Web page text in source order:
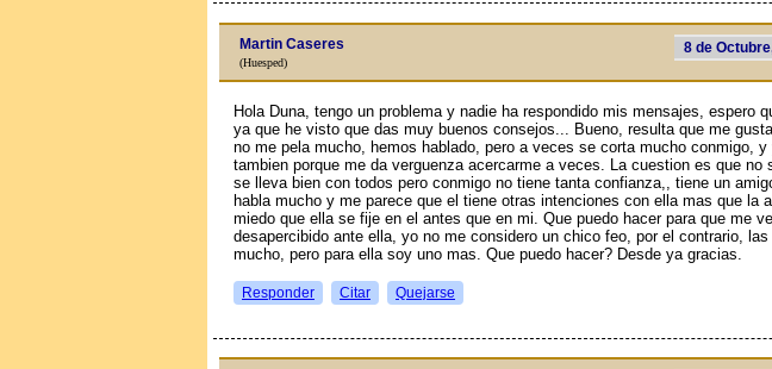
8 de
Martin Caseres
(Huesped)
Hola Duna, tengo un problema y nadie ha respondido mis mensajes, espero
ya que he visto que das muy buenos consejos... Bueno, resulta que me
no me pela mucho, hemos hablado, pero a veces se corta mucho conmigo,
tambien porque me da verguenza acercarme a veces. La cuestion es que no
se lleva bien con todos pero conmigo no tiene tanta confianza,, tiene un
habla mucho y me parece que el tiene otras intenciones con ella mas que la
miedo que ella se fije en el antes que en mi. Que puedo hacer para que me
desapercibido ante ella, yo no me considero un chico feo, por el contrario,
mucho, pero para ella soy uno mas. Que puedo hacer? Desde ya gracias.
Responder Citar Quejarse